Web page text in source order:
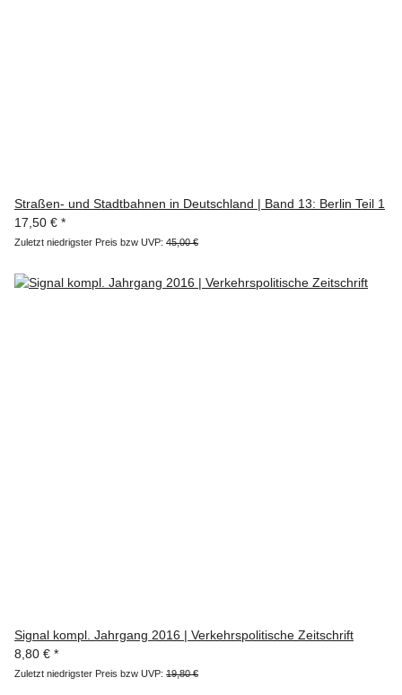
Straßen- und Stadtbahnen in Deutschland | Band 13: Berlin Teil 1
17,50 € *
Zuletzt niedrigster Preis bzw UVP: 45,00 €
Signal kompl. Jahrgang 2016 | Verkehrspolitische Zeitschrift
8,80 € *
Zuletzt niedrigster Preis bzw UVP: 19,80 €